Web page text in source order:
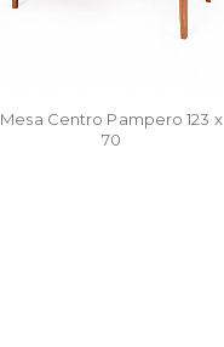
Mesa Centro Pampero 123 x
70